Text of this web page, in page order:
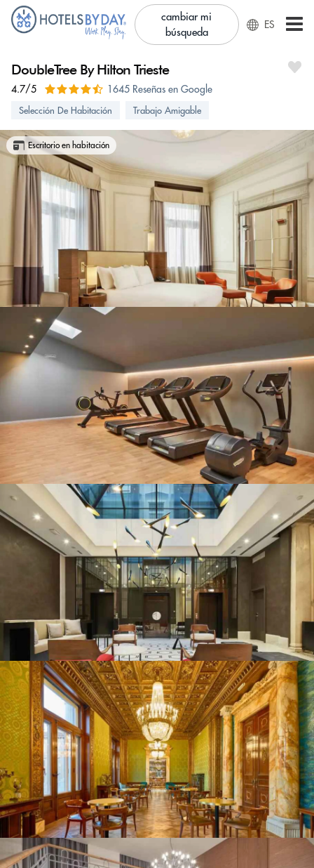
cambiar mi
búsqueda
ES
DoubleTree By Hilton Trieste
4.7/5 1645 Reseñas en Google
Selección De Habitación Trabajo Amigable
Escritorio en habitación